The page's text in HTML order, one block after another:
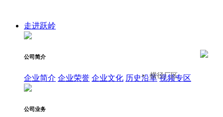
走进跃岭
公司简介
企业简介 企业荣誉 企业文化 历史沿革 视频专区
公司业务
横径厂区